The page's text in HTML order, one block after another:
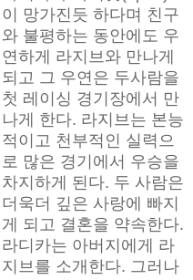
이 망가진듯 하다며 친구
와 불평하는 동안에도 우
연하게 라지브와 만나게
되고 그 우연은 두사람을
첫 레이싱 경기장에서 만
나게 한다. 라지브는 본능
적이고 천부적인 실력으
로 많은 경기에서 우승을
차지하게 된다. 두 사람은
더욱더 깊은 사랑에 빠지
게 되고 결혼을 약속한다.
라디카는 아버지에게 라
지브를 소개한다. 그러나